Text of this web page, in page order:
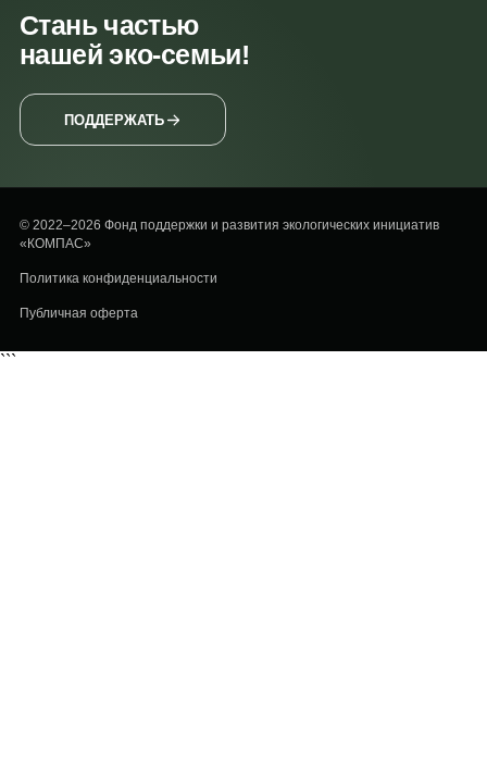
Стань частью
нашей эко-семьи!
ПОДДЕРЖАТЬ
© 2022–2026 Фонд поддержки и развития экологических инициатив
«КОМПАС»
Политика конфиденциальности
Публичная оферта
```